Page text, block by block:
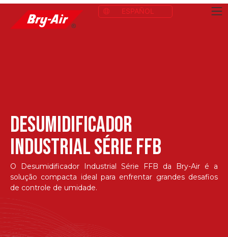
ESPAÑOL
DESUMIDIFICADOR
INDUSTRIAL SÉRIE FFB
O Desumidificador Industrial Série FFB da Bry-Air é a
solução compacta ideal para enfrentar grandes desafios
de controle de umidade.